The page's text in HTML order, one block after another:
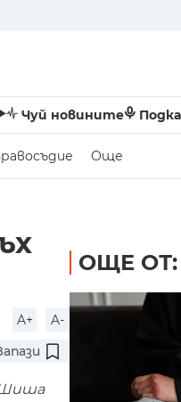
Чуй новините
Още
A+
A-
Шиша
ОЩЕ